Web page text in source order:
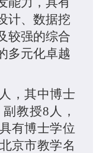
计、数据挖
较强的综合
多元化卓越
，其中博士
教授8人，
有博士学位
京市教学名